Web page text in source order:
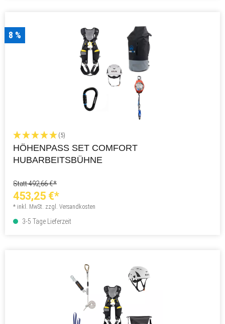
8 %
(5)
HÖHENPASS SET COMFORT
HUBARBEITSBÜHNE
Statt 492,66 €*
453,25 €*
* inkl. MwSt. zzgl. Versandkosten
3-5 Tage Lieferzeit